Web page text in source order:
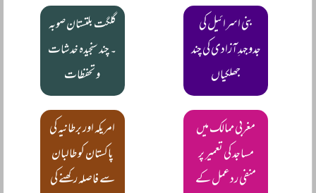
بنی اسرائیل کی
جدوجہدِ آزادی کی چند
جھلکیاں
گلگت بلتستان صوبہ
۔ چند سنجیدہ خدشات
و تحفظات
مغربی ممالک میں
مساجد کی تعمیر پر
منفی ردعمل کے
امریکہ اور برطانیہ کی
پاکستان کو طالبان
سے فاصلہ رکھنے کی